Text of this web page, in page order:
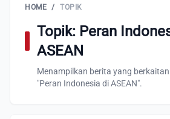
HOME / TOPIK
Topik: Peran
ASEAN
Menampilkan berita yang
"Peran Indonesia di ASEAN".